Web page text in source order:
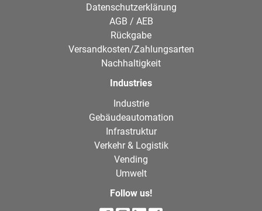
Datenschutzerklärung
AGB / AEB
Rückgabe
Versandkosten/Zahlungsarten
Nachhaltigkeit
Industries
Industrie
Gebäudeautomation
Infrastruktur
Verkehr & Logistik
Vending
Umwelt
Follow us!